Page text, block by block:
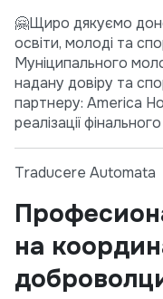
🤗Щиро дякуємо
освіти, молоді та
Муніципального
надану довіру та
партнеру: America
реалізації
Traducere Automata
на